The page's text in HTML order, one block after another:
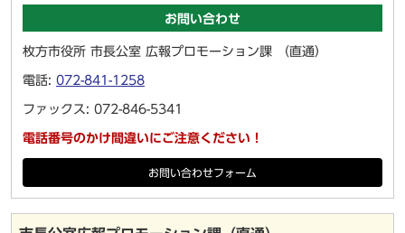
お問い合わせ
枚方市役所 市長公室 広報プロモーション課 （直通）
電話: 072-841-1258
ファックス: 072-846-5341
電話番号のかけ間違いにご注意ください！
お問い合わせフォーム